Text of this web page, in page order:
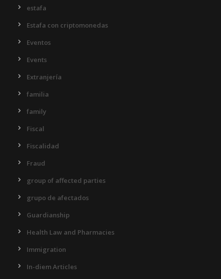
estafa
Estafa con criptomonedas
Eventos
Events
Extranjería
familia
family
Fiscal
Fiscalidad
Fraud
group of affected parties
grupo de afectados
Guardianship
Health Law and Pharmacies
Immigration
In-diem Articles